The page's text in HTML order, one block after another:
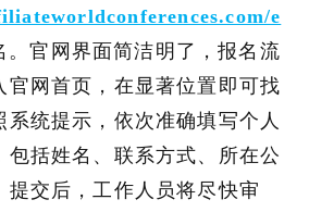
e
。官网界面简洁明了，报名流
官网首页，在显著位置即可找
统提示，依次准确填写个人
包括姓名、联系方式、所在公
提交后，工作人员将尽快审